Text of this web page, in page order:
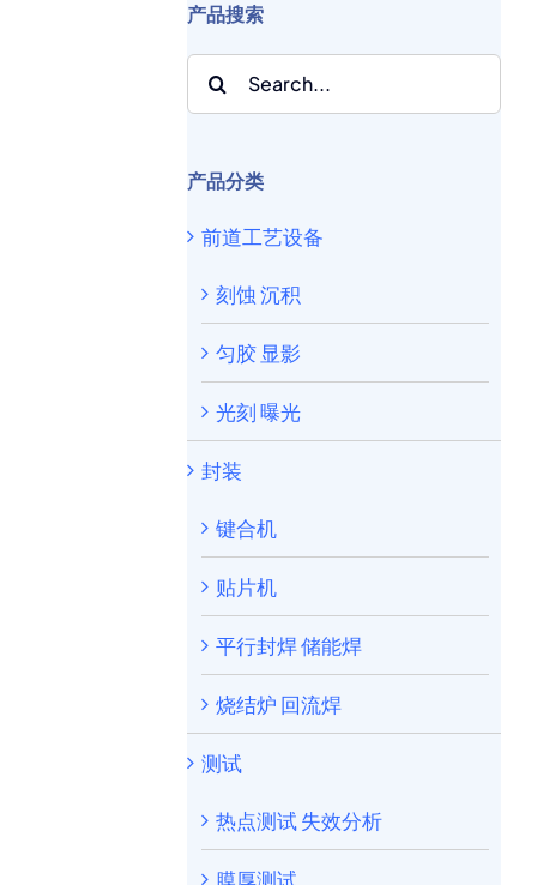
产品搜索
Search
for:
产品分类
前道工艺设备
刻蚀 沉积
匀胶 显影
光刻 曝光
封装
键合机
贴片机
平行封焊 储能焊
烧结炉 回流焊
测试
热点测试 失效分析
膜厚测试